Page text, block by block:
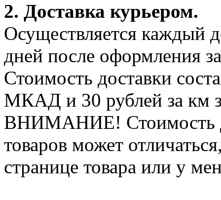
2. Доставка курьером.
Осуществляется каждый
дней после оформления
Стоимость доставки
МКАД и 30 рублей за км
ВНИМАНИЕ! Стоимость
товаров может
странице товара или у